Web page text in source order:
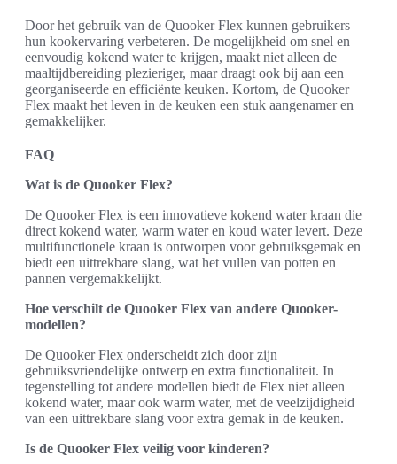
Door het gebruik van de Quooker Flex kunnen gebruikers
hun kookervaring verbeteren. De mogelijkheid om snel en
eenvoudig kokend water te krijgen, maakt niet alleen de
maaltijdbereiding plezieriger, maar draagt ook bij aan een
georganiseerde en efficiënte keuken. Kortom, de Quooker
Flex maakt het leven in de keuken een stuk aangenamer en
gemakkelijker.
FAQ
Wat is de Quooker Flex?
De Quooker Flex is een innovatieve kokend water kraan die
direct kokend water, warm water en koud water levert. Deze
multifunctionele kraan is ontworpen voor gebruiksgemak en
biedt een uittrekbare slang, wat het vullen van potten en
pannen vergemakkelijkt.
Hoe verschilt de Quooker Flex van andere Quooker-
modellen?
De Quooker Flex onderscheidt zich door zijn
gebruiksvriendelijke ontwerp en extra functionaliteit. In
tegenstelling tot andere modellen biedt de Flex niet alleen
kokend water, maar ook warm water, met de veelzijdigheid
van een uittrekbare slang voor extra gemak in de keuken.
Is de Quooker Flex veilig voor kinderen?